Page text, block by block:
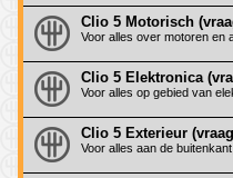
Clio 5 Motorisch
Voor alles over motoren en
Clio 5 Elektronica
Voor alles op gebied van
Clio 5 Exterieur
Voor alles aan de